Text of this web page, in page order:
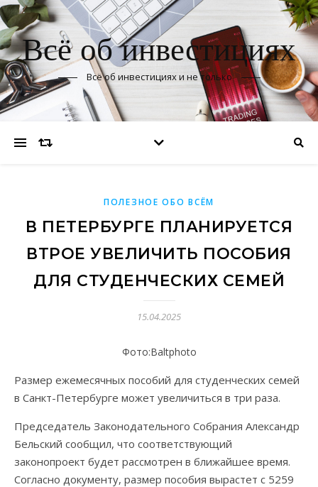
Всё об инвестициях
Всё об инвестициях и не только
ПОЛЕЗНОЕ ОБО ВСЁМ
В ПЕТЕРБУРГЕ ПЛАНИРУЕТСЯ
ВТРОЕ УВЕЛИЧИТЬ ПОСОБИЯ
ДЛЯ СТУДЕНЧЕСКИХ СЕМЕЙ
15.04.2025
Фото:Вaltphoto
Размер ежемесячных пособий для студенческих семей
в Санкт-Петербурге может увеличиться в три раза.
Председатель Законодательного Собрания Александр
Бельский сообщил, что соответствующий
законопроект будет рассмотрен в ближайшее время.
Согласно документу, размер пособия вырастет с 5259